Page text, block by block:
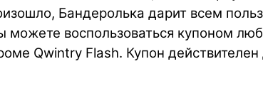
Бандеролька дарит всем
можете воспользоваться купоном
Qwintry Flash. Купон